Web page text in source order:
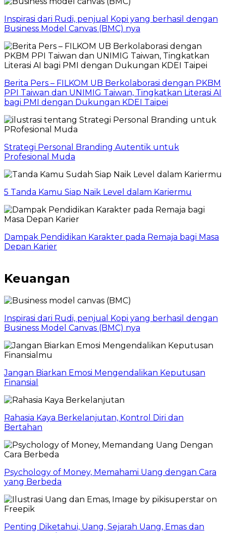
Inspirasi dari Rudi, penjual Kopi yang berhasil dengan
Business Model Canvas (BMC) nya
Berita Pers – FILKOM UB Berkolaborasi dengan PKBM
PPI Taiwan dan UNIMIG Taiwan, Tingkatkan Literasi AI
bagi PMI dengan Dukungan KDEI Taipei
Strategi Personal Branding Autentik untuk
Profesional Muda
5 Tanda Kamu Siap Naik Level dalam Kariermu
Dampak Pendidikan Karakter pada Remaja bagi Masa
Depan Karier
Keuangan
Inspirasi dari Rudi, penjual Kopi yang berhasil dengan
Business Model Canvas (BMC) nya
Jangan Biarkan Emosi Mengendalikan Keputusan
Finansial
Rahasia Kaya Berkelanjutan, Kontrol Diri dan
Bertahan
Psychology of Money, Memahami Uang dengan Cara
yang Berbeda
Penting Diketahui, Uang, Sejarah Uang, Emas dan